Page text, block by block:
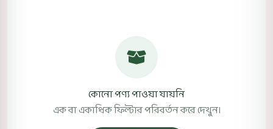
কোনো পণ্য পাওয়া যায়নি
এক বা একাধিক ফিল্টার পরিবর্তন করে দেখুন।